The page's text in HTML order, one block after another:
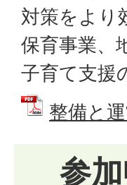
対策をより
保育事業、
子育て支援
整備と
参